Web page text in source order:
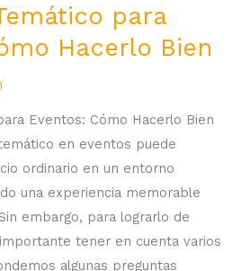
para
Hacerlo Bien
Eventos: Cómo Hacerlo Bien
en eventos puede
ordinario en un entorno
una experiencia memorable
embargo, para lograrlo de
tener en cuenta varios
algunas preguntas